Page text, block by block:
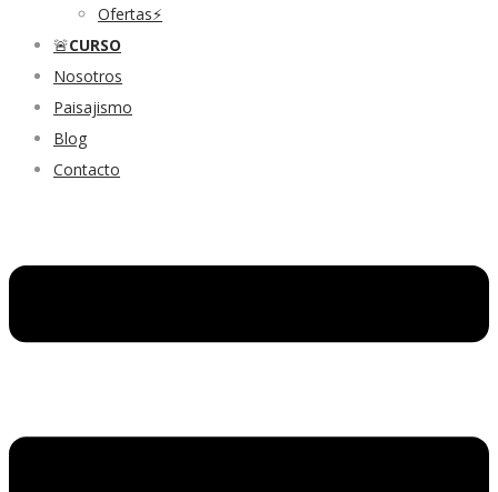
Ofertas⚡
🚨CURSO
Nosotros
Paisajismo
Blog
Contacto